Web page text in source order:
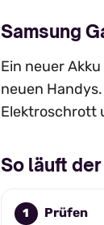
Samsung
Ein neuer
neuen
Elektroschrott
So läuft
Prüfen